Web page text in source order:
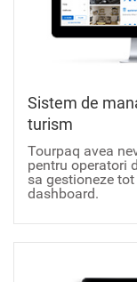
Sistem de
turism
Tourpaq avea
pentru operatori
sa gestioneze
dashboard.